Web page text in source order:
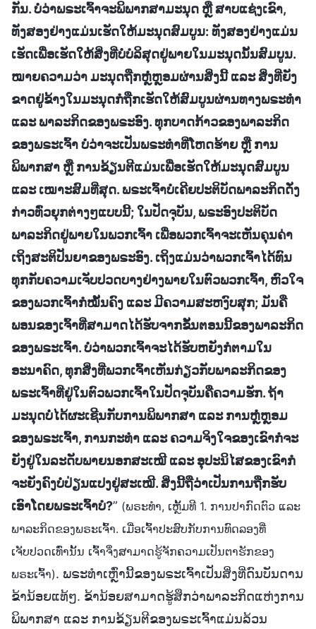
ກັນ. ບໍ່ວ່າພຣະເຈົ້າຈະພິພາກສາມະນຸດ ຫຼື ສາບແຊ່ງເຂົາ,
ທັງສອງຢ່າງແມ່ນເຮັດໃຫ້ມະນຸດສົມບູນ: ທັງສອງຢ່າງແມ່ນ
ເຮັດເພື່ອເຮັດໃຫ້ສິ່ງທີ່ບໍ່ບໍລິສຸດຢູ່ພາຍໃນມະນຸດນັ້ນສົມບູນ.
ໝາຍຄວາມວ່າ ມະນຸດຖືກຫຼໍ່ຫຼອມຜ່ານສິ່ງນີ້ ແລະ ສິ່ງທີ່ຍັງ
ຂາດຢູ່ຂ້າງໃນມະນຸດກໍຖືກເຮັດໃຫ້ສົມບູນຜ່ານທາງພຣະທໍາ
ແລະ ພາລະກິດຂອງພຣະອົງ. ທຸກບາດກ້າວຂອງພາລະກິດ
ຂອງພຣະເຈົ້າ ບໍ່ວ່າຈະເປັນພຣະທຳທີ່ໂຫດຮ້າຍ ຫຼື ການ
ພິພາກສາ ຫຼື ການຂ້ຽນຕີແມ່ນເພື່ອເຮັດໃຫ້ມະນຸດສົມບູນ
ແລະ ເໝາະສົມທີ່ສຸດ. ພຣະເຈົ້າບໍ່ເຄີຍປະຕິບັດພາລະກິດດັ່ງ
ກ່າວທົ່ວຍຸກຕ່າງໆແບບນີ້; ໃນປັດຈຸບັນ, ພຣະອົງປະຕິບັດ
ພາລະກິດຢູ່ພາຍໃນພວກເຈົ້າ ເພື່ອພວກເຈົ້າຈະເຫັນຄຸນຄ່າ
ເຖິງສະຕິປັນຍາຂອງພຣະອົງ. ເຖິງແມ່ນວ່າພວກເຈົ້າໄດ້ທົນ
ທຸກກັບຄວາມເຈັບປວດບາງຢ່າງພາຍໃນຕົວພວກເຈົ້າ, ຫົວໃຈ
ຂອງພວກເຈົ້າກໍໝັ້ນຄົງ ແລະ ມີຄວາມສະຫງົບສຸກ; ມັນຄື
ພອນຂອງເຈົ້າທີ່ສາມາດໄດ້ຮັບຈາກຂັ້ນຕອນນີ້ຂອງພາລະກິດ
ຂອງພຣະເຈົ້າ. ບໍ່ວ່າພວກເຈົ້າຈະໄດ້ຮັບຫຍັງກໍຕາມໃນ
ອະນາຄົດ, ທຸກສິ່ງທີ່ພວກເຈົ້າເຫັນກ່ຽວກັບພາລະກິດຂອງ
ພຣະເຈົ້າທີ່ຢູ່ໃນຕົວພວກເຈົ້າໃນປັດຈຸບັນຄືຄວາມຮັກ. ຖ້າ
ມະນຸດບໍ່ໄດ້ຜະເຊີນກັບການພິພາກສາ ແລະ ການຫຼໍ່ຫຼອມ
ຂອງພຣະເຈົ້າ, ການກະທຳ ແລະ ຄວາມຈິງໃຈຂອງເຂົາກໍຈະ
ຍັງຢູ່ໃນລະດັບພາຍນອກສະເໝີ ແລະ ອຸປະນິໄສຂອງເຂົາກໍ
ຈະຍັງຄົງບໍ່ປ່ຽນແປງຢູ່ສະເໝີ. ສິ່ງນີ້ຖືວ່າເປັນການຖືກຮັບ
ເອົາໂດຍພຣະເຈົ້າບໍ?” (ພຣະທຳ, ເຫຼັ້ມທີ 1. ການປາກົດຕົວ ແລະ
ພາລະກິດຂອງພຣະເຈົ້າ. ເມື່ອເຈົ້າປະສົບກັບການທົດລອງທີ່
ເຈັບປວດເທົ່ານັ້ນ ເຈົ້າຈຶ່ງສາມາດຮູ້ຈັກຄວາມເປັນຕາຮັກຂອງ
ພຣະເຈົ້າ). ພຣະທຳເຫຼົ່ານີ້ຂອງພຣະເຈົ້າເປັນສິ່ງທີ່ດົນບັນດານ
ຂ້ານ້ອຍແທ້ໆ. ຂ້ານ້ອຍສາມາດຮູ້ສຶກວ່າພາລະກິດແຫ່ງການ
ພິພາກສາ ແລະ ການຂ້ຽນຕີຂອງພຣະເຈົ້າແມ່ນລ້ວນ